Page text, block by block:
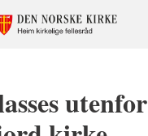
utenfor